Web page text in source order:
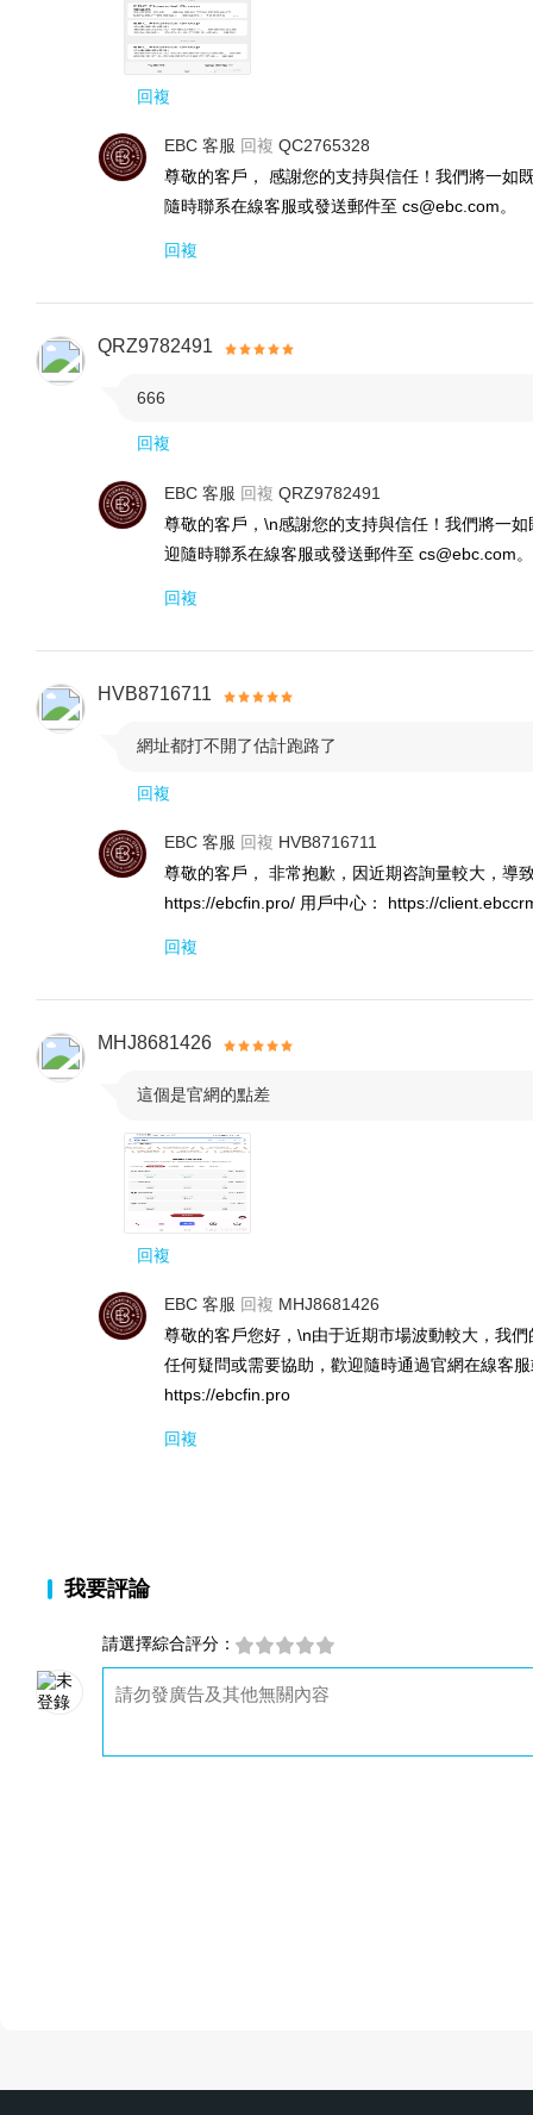
回複
EBC 客服 回複 QC2765328
尊敬的客戶， 感謝您的支持與信任！我們將一如
隨時聯系在線客服或發送郵件至 cs@ebc.com。
回複
QRZ9782491
666
回複
EBC 客服 回複 QRZ9782491
尊敬的客戶，\n感謝您的支持與信任！我們將一
迎隨時聯系在線客服或發送郵件至 cs@ebc.com。
回複
HVB8716711
網址都打不開了估計跑路了
回複
EBC 客服 回複 HVB8716711
尊敬的客戶， 非常抱歉，因近期咨詢量較大，導
https://ebcfin.pro/ 用戶中心： https://
回複
MHJ8681426
這個是官網的點差
回複
EBC 客服 回複 MHJ8681426
尊敬的客戶您好，\n由于近期市場波動較大，我
任何疑問或需要協助，歡迎隨時通過官網在線客
https://ebcfin.pro
回複
我要評論
請選擇綜合評分：